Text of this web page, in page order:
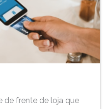
de frente de loja que